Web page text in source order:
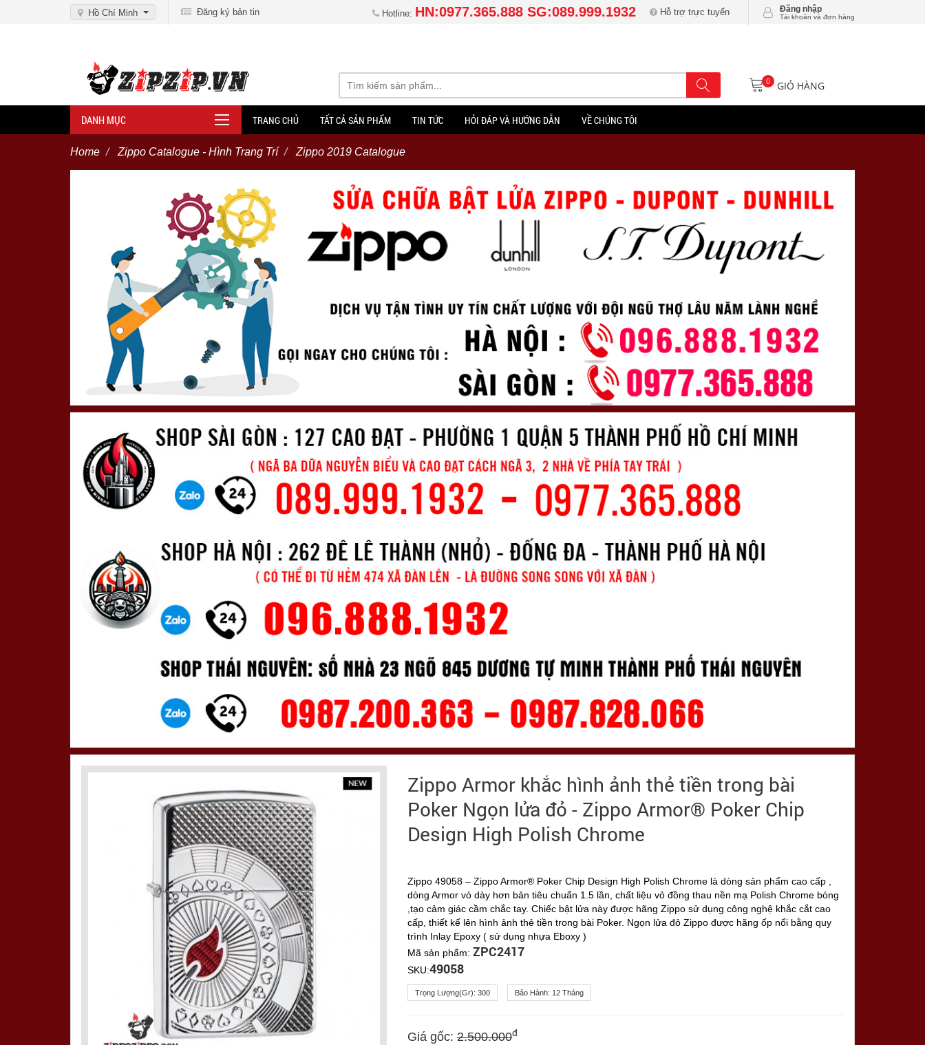
Hồ Chí Minh Đăng ký bản tin Hotline: HN:0977.365.888 SG:089.999.1932 Hỗ trợ trực tuyến Đăng nhập
Tài khoản và đơn hàng
0 GIỎ HÀNG
DANH MỤC TRANG CHỦ TẤT CẢ SẢN PHẨM TIN TỨC HỎI ĐÁP VÀ HƯỚNG DẪN VỀ CHÚNG TÔI
Home Zippo Catalogue - Hình Trang Trí Zippo 2019 Catalogue
Zippo Armor khắc hình ảnh thẻ tiền trong bài
Poker Ngọn lửa đỏ - Zippo Armor® Poker Chip
Design High Polish Chrome
Zippo 49058 – Zippo Armor® Poker Chip Design High Polish Chrome là dòng sản phẩm cao cấp ,
dòng Armor vỏ dày hơn bản tiêu chuẩn 1.5 lần, chất liệu vỏ đồng thau nền mạ Polish Chrome bóng
,tạo cảm giác cầm chắc tay. Chiếc bật lửa này được hãng Zippo sử dụng công nghệ khắc cắt cao
cấp, thiết kế lên hình ảnh thẻ tiền trong bài Poker. Ngọn lửa đỏ Zippo được hãng ốp nổi bằng quy
trình Inlay Epoxy ( sử dụng nhựa Eboxy )
Mã sản phẩm:ZPC2417
SKU:49058
Trọng Lượng(gr):300 Bảo Hành: 12 Tháng
Giá gốc: 2.500.000đ